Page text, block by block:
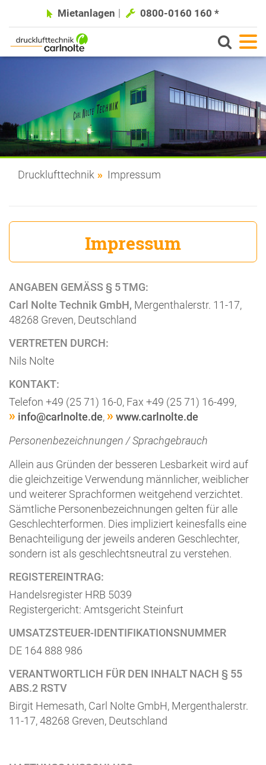
Mietanlagen 0800-0160 160 *
Drucklufttechnik Impressum
Impressum
ANGABEN GEMÄSS § 5 TMG:
Carl Nolte Technik GmbH, Mergenthalerstr. 11-17,
48268 Greven, Deutschland
VERTRETEN DURCH:
Nils Nolte
KONTAKT:
Telefon +49 (25 71) 16-0, Fax +49 (25 71) 16-499,
info@carlnolte.de,
www.carlnolte.de
Personenbezeichnungen / Sprachgebrauch
Allein aus Gründen der besseren Lesbarkeit wird auf
die gleichzeitige Verwendung männlicher, weiblicher
und weiterer Sprachformen weitgehend verzichtet.
Sämtliche Personenbezeichnungen gelten für alle
Geschlechterformen. Dies impliziert keinesfalls eine
Benachteiligung der jeweils anderen Geschlechter,
sondern ist als geschlechtsneutral zu verstehen.
REGISTEREINTRAG:
Handelsregister HRB 5039
Registergericht: Amtsgericht Steinfurt
UMSATZSTEUER-IDENTIFIKATIONSNUMMER
DE 164 888 986
VERANTWORTLICH FÜR DEN INHALT NACH § 55
ABS.2 RSTV
Birgit Hemesath, Carl Nolte GmbH, Mergenthalerstr.
11-17, 48268 Greven, Deutschland